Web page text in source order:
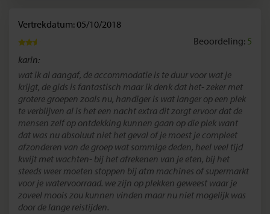
Vertrekdatum: 05/10/2018
Beoordeling: 5
karin:
wat ik al aangaf, de accommodatie is te duur voor wat je
krijgt, de gids is fantastisch maar ik denk dat het- zeker met
grotere groepen zoals nu, handiger is wat langer op een plek
te verblijven al is het een nacht extra dit zorgt ervoor dat de
mensen zelf op ontdekking kunnen gaan op die plek want
dat was nu absoluut niet het geval of je moest je compleet
afzonderen van de groep wat sommige deden, heel veel tijd
kwijt met wachten- bij het afrekenen van je eten, bij het
steeds weer moeten stoppen bij atm machines of supermarkt
voor je watervoorraad. we zijn op plekken geweest waar je
zoveel moois zou kunnen vinden maar nu niet mogelijk was
door de lange reistijden.